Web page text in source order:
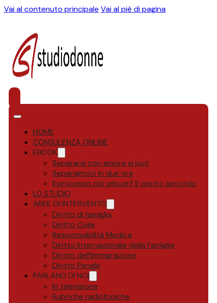
Vai al contenuto principale Vai al piè di pagina
HOME
CONSULENZA ONLINE
EBOOK
Separarsi con amore si può
Separiamoci in due ore
Il processo più veloce? Il vostro accordo
LO STUDIO
AREE DI INTERVENTO
Diritto di famiglia
Diritto Civile
Responsabilità Medica
Diritto Internazionale della Famiglia
Diritto dell’Immigrazione
Diritto Penale
PARLANO DI NOI
In televisione
Rubriche radiofoniche